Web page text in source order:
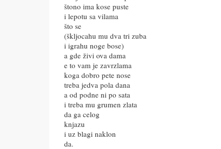
štono ima kose puste
i lepotu sa vilama
što se
(škljocahu mu dva tri zuba
i igrahu noge bose)
a gde živi ova dama
e to vam je zavrzlama
koga dobro pete nose
treba jedva pola dana
a od podne ni po sata
i treba mu grumen zlata
da ga celog
knjazu
i uz blagi naklon
da.